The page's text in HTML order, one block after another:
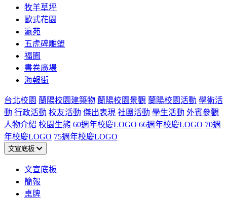
牧羊草坪
歐式花園
瀛苑
五虎碑雕塑
福園
書卷廣場
海報街
台北校園 蘭陽校園建築物 蘭陽校園景觀 蘭陽校園活動 學術活
動 行政活動 校友活動 傑出表現 社團活動 學生活動 外賓參觀
人物介紹 校園生態 60週年校慶LOGO 66週年校慶LOGO 70週
年校慶LOGO 75週年校慶LOGO
文宣底板
文宣底板
簡報
桌牌